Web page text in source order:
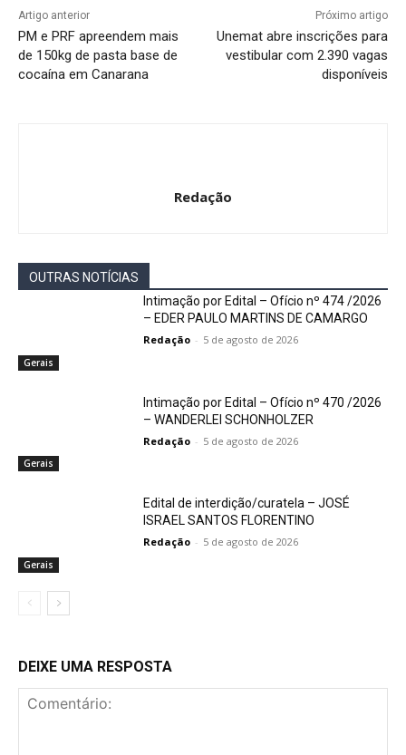
Artigo anterior
PM e PRF apreendem mais
de 150kg de pasta base de
cocaína em Canarana
Próximo artigo
Unemat abre inscrições para
vestibular com 2.390 vagas
disponíveis
Redação
OUTRAS NOTÍCIAS
Gerais
Intimação por Edital – Ofício nº 474 /2026
– EDER PAULO MARTINS DE CAMARGO
Redação - 5 de agosto de 2026
Gerais
Intimação por Edital – Ofício nº 470 /2026
– WANDERLEI SCHONHOLZER
Redação - 5 de agosto de 2026
Gerais
Edital de interdição/curatela – JOSÉ
ISRAEL SANTOS FLORENTINO
Redação - 5 de agosto de 2026
DEIXE UMA RESPOSTA